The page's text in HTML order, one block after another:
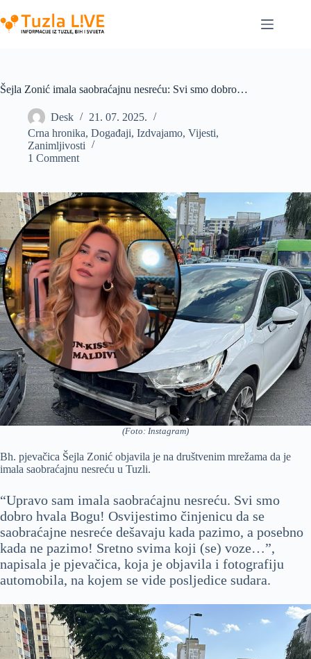
to
content
Šejla Zonić imala saobraćajnu nesreću: Svi smo dobro…
Desk
21. 07. 2025.
Crna hronika, Događaji, Izdvajamo, Vijesti,
Zanimljivosti
1 Comment
(Foto: Instagram)
Bh. pjevačica Šejla Zonić objavila je na društvenim mrežama da je
imala saobraćajnu nesreću u Tuzli.
“Upravo sam imala saobraćajnu nesreću. Svi smo
dobro hvala Bogu! Osvijestimo činjenicu da se
saobraćajne nesreće dešavaju kada pazimo, a posebno
kada ne pazimo! Sretno svima koji (se) voze…”,
napisala je pjevačica, koja je objavila i fotografiju
automobila, na kojem se vide posljedice sudara.